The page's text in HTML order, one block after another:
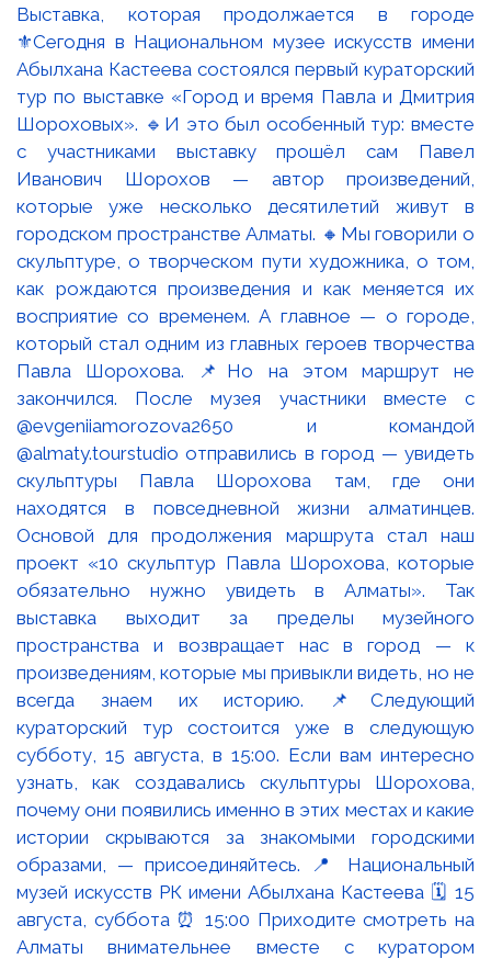
Выставка, которая продолжается в городе
⚜️Сегодня в Национальном музее искусств имени
Абылхана Кастеева состоялся первый кураторский
тур по выставке «Город и время Павла и Дмитрия
Шороховых». 🔹И это был особенный тур: вместе
с участниками выставку прошёл сам Павел
Иванович Шорохов — автор произведений,
которые уже несколько десятилетий живут в
городском пространстве Алматы. 🔸Мы говорили о
скульптуре, о творческом пути художника, о том,
как рождаются произведения и как меняется их
восприятие со временем. А главное — о городе,
который стал одним из главных героев творчества
Павла Шорохова. 📌Но на этом маршрут не
закончился. После музея участники вместе с
@evgeniiamorozova2650 и командой
@almaty.tourstudio отправились в город — увидеть
скульптуры Павла Шорохова там, где они
находятся в повседневной жизни алматинцев.
Основой для продолжения маршрута стал наш
проект «10 скульптур Павла Шорохова, которые
обязательно нужно увидеть в Алматы». Так
выставка выходит за пределы музейного
пространства и возвращает нас в город — к
произведениям, которые мы привыкли видеть, но не
всегда знаем их историю. 📌Следующий
кураторский тур состоится уже в следующую
субботу, 15 августа, в 15:00. Если вам интересно
узнать, как создавались скульптуры Шорохова,
почему они появились именно в этих местах и какие
истории скрываются за знакомыми городскими
образами, — присоединяйтесь. 📍 Национальный
музей искусств РК имени Абылхана Кастеева 🗓 15
августа, суббота ⏰ 15:00 Приходите смотреть на
Алматы внимательнее вместе с куратором